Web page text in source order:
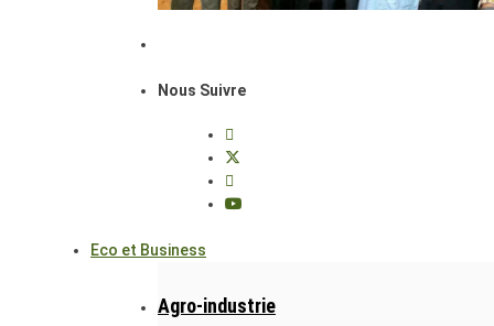
Nous Suivre
Eco et Business
Agro-industrie